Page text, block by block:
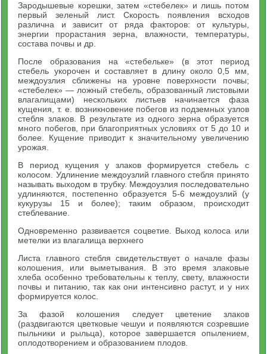
Зародышевые корешки, затем «стебелек» и лишь потом
первый зеленый лист. Скорость появления всходов
различна и зависит от ряда факторов: от культуры,
энергии прорастания зерна, влажности, температуры,
состава почвы и др.
После образования на «стебельке» (в этот период
стебель укорочен и составляет в длину около 0,5 мм,
междоузлия сближены на уровне поверхности почвы;
«стебелек» — ложный стебель, образованный листовыми
влагалищами) нескольких листьев начинается фаза
кущения, т. е. возникновение побегов из подземных узлов
стебля злаков. В результате из одного зерна образуется
много побегов, при благоприятных условиях от 5 до 10 и
более. Кущение приводит к значительному увеличению
урожая.
В период кущения у злаков формируется стебель с
колосом. Удлинение междоузлий главного стебля принято
называть выходом в трубку. Междоузлия последовательно
удлиняются, постепенно образуется 5-6 междоузлий (у
кукурузы 15 и более); таким образом, происходит
стеблевание.
Одновременно развивается соцветие. Выход колоса или
метелки из влагалища верхнего
Листа главного стебля свидетельствует о начале фазы
колошения, или выметывания. В это время злаковые
хлеба особенно требовательны к теплу, свету, влажности
почвы и питанию, так как они интенсивно растут, и у них
формируется колос.
За фазой колошения следует цветение злаков
(раздвигаются цветковые чешуи и появляются созревшие
пыльники и рыльца), которое завершается опылением,
оплодотворением и образованием плодов.